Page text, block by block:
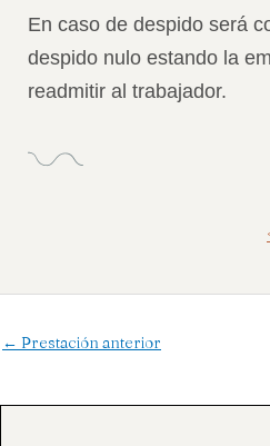
En caso de despido será
despido nulo estando la
readmitir al trabajador.
← Prestación anterior